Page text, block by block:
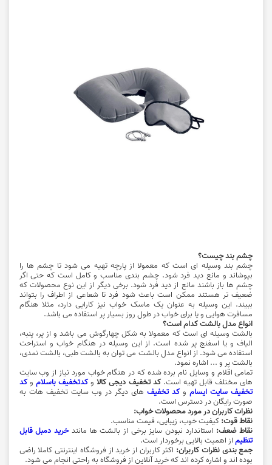
چشم بند چیست؟
چشم بند وسیله ای است که معمولا از پارچه تهیه می شود تا چشم ها را
بپوشاند و مانع دید فرد شود. چشم بندی مناسب و کامل است که حتی اگر
چشم ها باز باشند مانع از دید فرد شود. برخی دیگر از این نوع محصولات که
ضعیف تر هستند ممکن است باعث شود فرد تا شعاعی از اطراف را بتواند
ببیند. این وسیله به عنوان یک ماسک خواب نیز کارایی دارد، مثلا هنگام
مسافرت هوایی و یا برای خواب در طول روز بسیار پر استفاده می باشد.
انواع مدل بالشت کدام است؟
بالشت وسیله ای است که معمولا به شکل چهارگوش می باشد و از پر، پنبه،
الیاف و یا اسفنج پر شده است. از این وسیله در هنگام خواب و استراحت
استفاده می شود. از انواع مدل بالشت می توان به بالشت طبی، بالشت نمدی،
بالشت پر و ... اشاره نمود.
تمامی اقلام و وسایل نام برده شده که در هنگام خواب مورد نیاز از وب سایت
های مختلف قابل تهیه است.کد تخفیف دیجی کالا وکدتخفیف باسلام و کد
تخفیف سایت ایسام و کد تخفیف های دیگر در وب سایت تخفیف هات به
صورت رایگان در دسترس است.
نظرات کاربران در مورد محصولات خواب:
نقاط قوت: کیفیت خوب، زیبایی، قیمت مناسب.
نقاط ضعف: استاندارد نبودن سایز برخی از بالشت ها مانندخرید دمبل قابل
تنظیم از اهمیت بالایی برخوردار است.
جمع بندی نظرات کاربران: اکثر کاربران از خرید از فروشگاه اینترنتی کاملا راضی
بوده اند و اشاره کرده اند که خرید آنلاین از فروشگاه به راحتی انجام می شود.